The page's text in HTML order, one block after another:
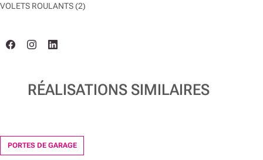
VOLETS ROULANTS(2)
RÉALISATIONS SIMILAIRES
PORTES DE GARAGE